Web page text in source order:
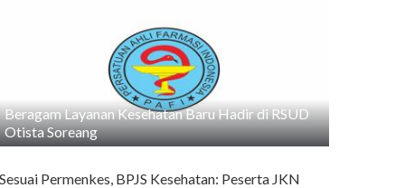
Beragam Layanan Kesehatan Baru Hadir di RSUD
Otista Soreang
Permenkes, BPJS Kesehatan: Peserta JKN